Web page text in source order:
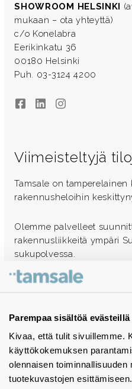
Parempaa sisältöä evästeillä
Kivaa, että tulit sivuillemme.
käyttökokemuksen
olennaisen
tuotekuvastojen
SHOWROOM HELSINKI
mukaan – ota yhteyttä)
c/o Konelabra
Eerikinkatu 36
00180 Helsinki
Puh. 03-3124 4200
FacebookLinkedInInstagram
Viimeisteltyjä
Tamsale on
rakennusheloihin
Olemme palvelleet
rakennusliikkeitä ympäri
sukupolvessa.
Ota yhteyttä - autamme
Tuotekuvastot
Instagram
BIM-objektit
Yhteystiedot